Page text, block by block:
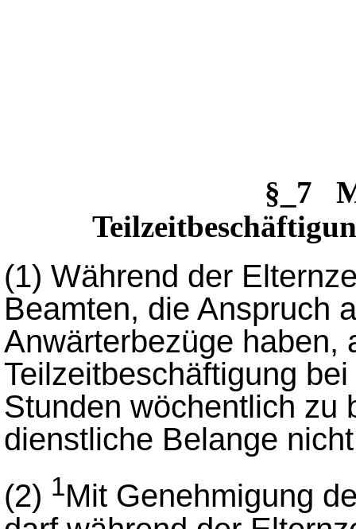
§_7
(1) Während der
Beamten, die Anspruch
Anwärterbezüge haben,
Teilzeitbeschäftigung
Stunden wöchentlich zu
dienstliche Belange
(2) 1Mit Genehmigung